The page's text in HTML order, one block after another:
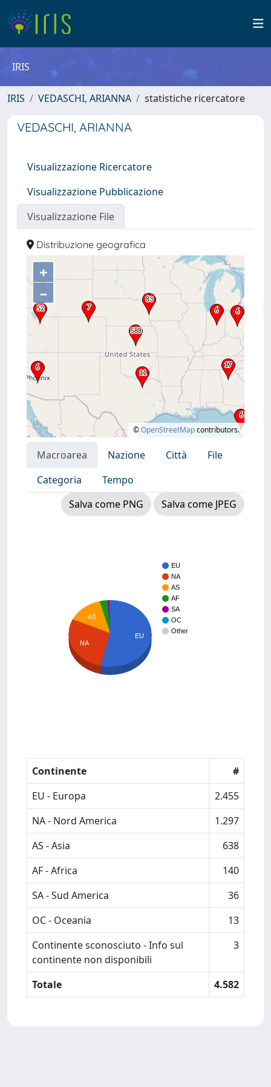
IRIS
IRIS VEDASCHI, ARIANNA statistiche ricercatore
VEDASCHI, ARIANNA
Visualizzazione Ricercatore
Visualizzazione Pubblicazione
Visualizzazione File
Distribuzione geografica
+
–
©OpenStreetMapcontributors.
Macroarea Nazione Città
File
Categoria
Tempo
Salva come PNG
Salva come JPEG
EU
NA
AS
AF
SA
OC
Other
AS
NA
EU
Continente
#
EU - Europa
2.455
NA - Nord America
1.297
AS - Asia
638
AF - Africa
140
SA - Sud America
36
OC - Oceania
13
Continente sconosciuto - Info sul
continente non disponibili
3
Totale 4.582